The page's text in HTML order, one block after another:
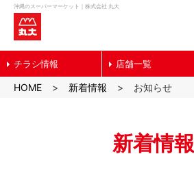
沖縄のスーパーマーケット｜株式会社 丸大
チラシ情報 店舗一覧
HOME 新着情報 お知らせ
新着情報